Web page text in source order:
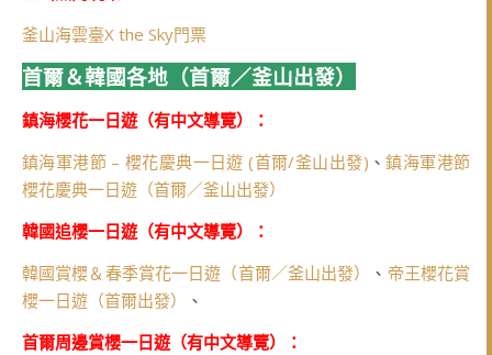
釜山海雲臺X the Sky門票
首爾＆韓國各地（首爾／釜山出發）
鎮海櫻花一日遊（有中文導覽）：
鎮海軍港節 – 櫻花慶典一日遊 (首爾/釜山出發) 、鎮海軍港節
櫻花慶典一日遊（首爾／釜山出發）
韓國追櫻一日遊（有中文導覽）：
韓國賞櫻＆春季賞花一日遊（首爾／釜山出發）
、 帝王櫻花賞
櫻一日遊（首爾出發）
、
首爾周邊賞櫻一日遊（有中文導覽）：